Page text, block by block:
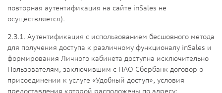
повторная аутентификация на сайте inSales не
осуществляется).
2.3.1. Аутентификация с использованием бесшовного метода
для получения доступа к различному функционалу inSales и
формирования Личного кабинета доступна исключительно
Пользователям, заключившим с ПАО Сбербанк договор о
присоединении к услуге «Удобный доступ», условия
предоставления которой расположены по адресу: